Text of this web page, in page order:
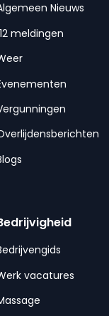
Nieuws
meldingen
vacatures